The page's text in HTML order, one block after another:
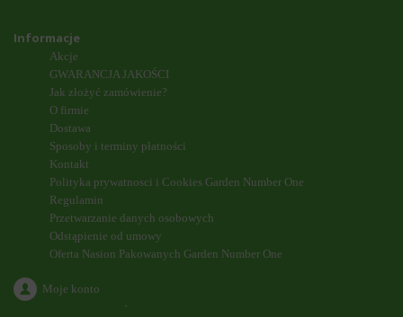
Informacje
Akcje
GWARANCJA JAKOŚCI
Jak złożyć zamówienie?
O firmie
Dostawa
Sposoby i terminy płatności
Kontakt
Polityka prywatnosci i Cookies Garden Number One
Regulamin
Przetwarzanie danych osobowych
Odstąpienie od umowy
Oferta Nasion Pakowanych Garden Number One
Moje konto
`